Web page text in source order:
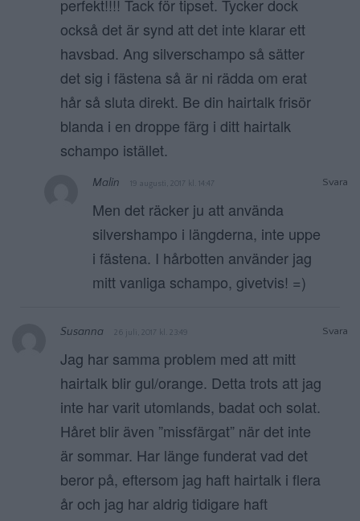
perfekt!!!! Tack för tipset. Tycker dock
också det är synd att det inte klarar ett
havsbad. Ang silverschampo så sätter
det sig i fästena så är ni rädda om erat
hår så sluta direkt. Be din hairtalk frisör
blanda i en droppe färg i ditt hairtalk
schampo istället.
Svara
Malin 19 augusti, 2017 kl. 14:47
Men det räcker ju att använda
silvershampo i längderna, inte uppe
i fästena. I hårbotten använder jag
mitt vanliga schampo, givetvis! =)
Svara
Susanna 26 juli, 2017 kl. 23:49
Jag har samma problem med att mitt
hairtalk blir gul/orange. Detta trots att jag
inte har varit utomlands, badat och solat.
Håret blir även ”missfärgat” när det inte
är sommar. Har länge funderat vad det
beror på, eftersom jag haft hairtalk i flera
år och jag har aldrig tidigare haft